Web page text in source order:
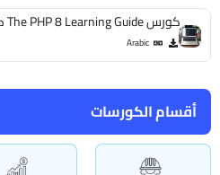
أقسام الكورسات
كورس The PHP 8 Learning Guide كوبون مجاني من يوديمي
Arabic